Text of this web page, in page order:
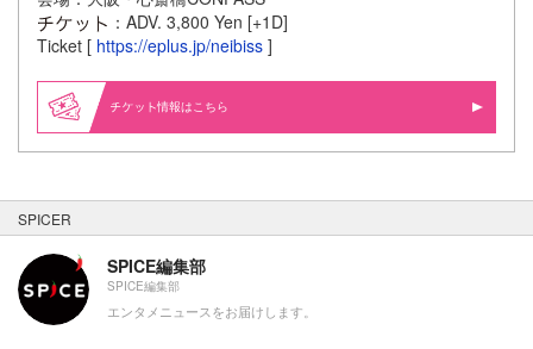
：ADV. 3,800 Yen [+1D]
Ticket [ https://eplus.jp/neibiss ]
情報はこちら
SPICER
SPICE編集部
SPICE編集部
エンタメニュースをお届けします。